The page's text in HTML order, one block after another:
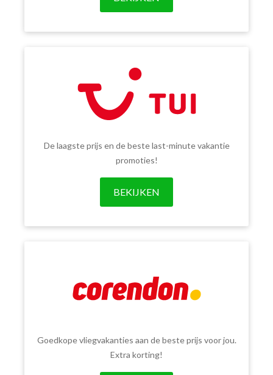
De laagste prijs en de beste last-minute vakantie
promoties!
BEKIJKEN
Goedkope vliegvakanties aan de beste prijs voor jou.
Extra korting!